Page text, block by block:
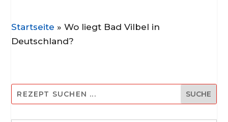
Startseite »Wo liegt Bad Vilbel in
Deutschland?